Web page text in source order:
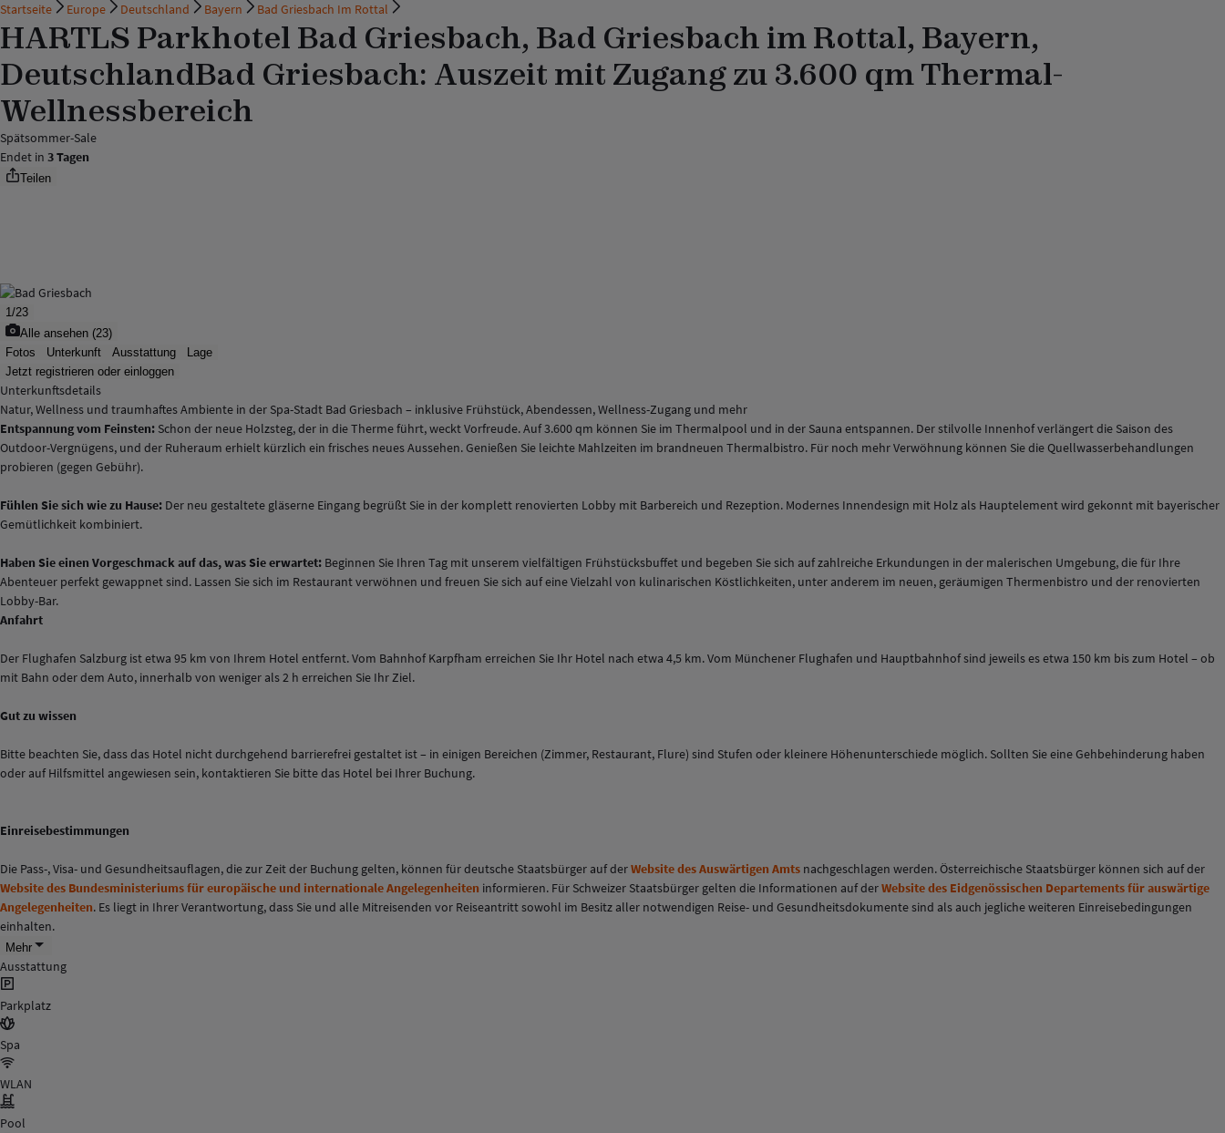
Startseite Europe Deutschland Bayern Bad Griesbach Im Rottal
HARTLS Parkhotel Bad Griesbach, Bad Griesbach im Rottal, Bayern,
DeutschlandBad Griesbach: Auszeit mit Zugang zu 3.600 qm Thermal-
Wellnessbereich
Spätsommer-Sale
Endet in 3 Tagen
Teilen
1/23
Alle ansehen (23)
Fotos
Unterkunft Ausstattung
Lage
Jetzt registrieren oder einloggen
Unterkunftsdetails
Natur, Wellness und traumhaftes Ambiente in der Spa-Stadt Bad Griesbach – inklusive Frühstück, Abendessen, Wellness-Zugang und mehr
Entspannung vom Feinsten: Schon der neue Holzsteg, der in die Therme führt, weckt Vorfreude. Auf 3.600 qm können Sie im Thermalpool und in der Sauna entspannen. Der stilvolle Innenhof verlängert die Saison des
Outdoor-Vergnügens, und der Ruheraum erhielt kürzlich ein frisches neues Aussehen. Genießen Sie leichte Mahlzeiten im brandneuen Thermalbistro. Für noch mehr Verwöhnung können Sie die Quellwasserbehandlungen
probieren (gegen Gebühr).
Fühlen Sie sich wie zu Hause: Der neu gestaltete gläserne Eingang begrüßt Sie in der komplett renovierten Lobby mit Barbereich und Rezeption. Modernes Innendesign mit Holz als Hauptelement wird gekonnt mit bayerischer
Gemütlichkeit kombiniert.
Haben Sie einen Vorgeschmack auf das, was Sie erwartet: Beginnen Sie Ihren Tag mit unserem vielfältigen Frühstücksbuffet und begeben Sie sich auf zahlreiche Erkundungen in der malerischen Umgebung, die für Ihre
Abenteuer perfekt gewappnet sind. Lassen Sie sich im Restaurant verwöhnen und freuen Sie sich auf eine Vielzahl von kulinarischen Köstlichkeiten, unter anderem im neuen, geräumigen Thermenbistro und der renovierten
Lobby-Bar.
Anfahrt
Der Flughafen Salzburg ist etwa 95 km von Ihrem Hotel entfernt. Vom Bahnhof Karpfham erreichen Sie Ihr Hotel nach etwa 4,5 km. Vom Münchener Flughafen und Hauptbahnhof sind jeweils es etwa 150 km bis zum Hotel – ob
mit Bahn oder dem Auto, innerhalb von weniger als 2 h erreichen Sie Ihr Ziel.
Gut zu wissen
Bitte beachten Sie, dass das Hotel nicht durchgehend barrierefrei gestaltet ist – in einigen Bereichen (Zimmer, Restaurant, Flure) sind Stufen oder kleinere Höhenunterschiede möglich. Sollten Sie eine Gehbehinderung haben
oder auf Hilfsmittel angewiesen sein, kontaktieren Sie bitte das Hotel bei Ihrer Buchung.
Einreisebestimmungen
Die Pass-, Visa- und Gesundheitsauflagen, die zur Zeit der Buchung gelten, können für deutsche Staatsbürger auf derWebsite des Auswärtigen Amts nachgeschlagen werden. Österreichische Staatsbürger können sich auf der
Website des Bundesministeriums für europäische und internationale Angelegenheiten informieren. Für Schweizer Staatsbürger gelten die Informationen auf derWebsite des Eidgenössischen Departements für auswärtige
Angelegenheiten. Es liegt in Ihrer Verantwortung, dass Sie und alle Mitreisenden vor Reiseantritt sowohl im Besitz aller notwendigen Reise- und Gesundheitsdokumente sind als auch jegliche weiteren Einreisebedingungen
einhalten.
Mehr
Ausstattung
Parkplatz
Spa
WLAN
Pool